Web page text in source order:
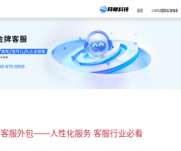
首页 CSPS/国家标准体系
客服外包——人性化服务 客服行业必看